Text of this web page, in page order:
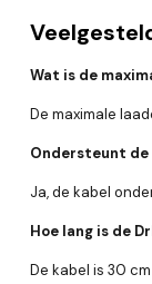
Wat is de
De maximale
Ondersteunt
Ja, de kabel
Hoe lang is de
De kabel is 30